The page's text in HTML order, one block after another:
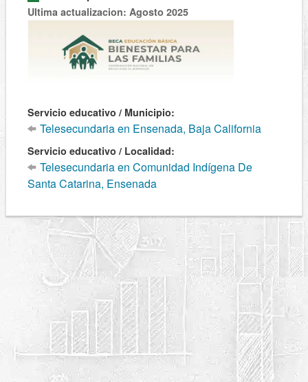
Ultima actualizacion: Agosto 2025
Servicio educativo / Municipio:
Telesecundaria en Ensenada, Baja California
Servicio educativo / Localidad:
Telesecundaria en Comunidad Indígena De
Santa Catarina, Ensenada